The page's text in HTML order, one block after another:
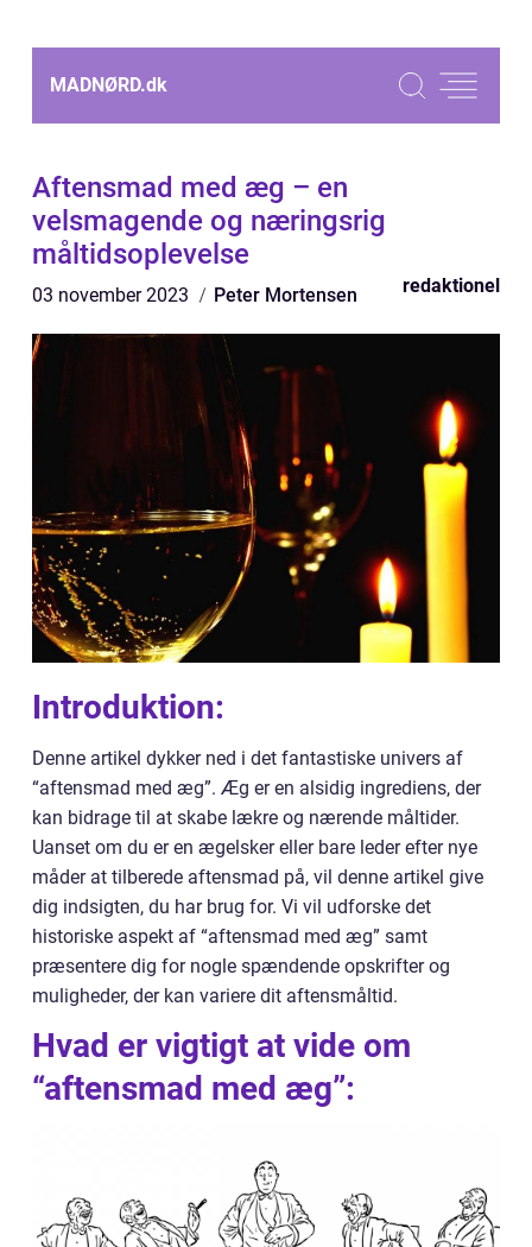
MADNØRD.dk
Aftensmad med æg – en
velsmagende og næringsrig
måltidsoplevelse
03 november 2023 Peter Mortensen redaktionel
Introduktion:
Denne artikel dykker ned i det fantastiske univers af
“aftensmad med æg”. Æg er en alsidig ingrediens, der
kan bidrage til at skabe lækre og nærende måltider.
Uanset om du er en ægelsker eller bare leder efter nye
måder at tilberede aftensmad på, vil denne artikel give
dig indsigten, du har brug for. Vi vil udforske det
historiske aspekt af “aftensmad med æg” samt
præsentere dig for nogle spændende opskrifter og
muligheder, der kan variere dit aftensmåltid.
Hvad er vigtigt at vide om
“aftensmad med æg”: